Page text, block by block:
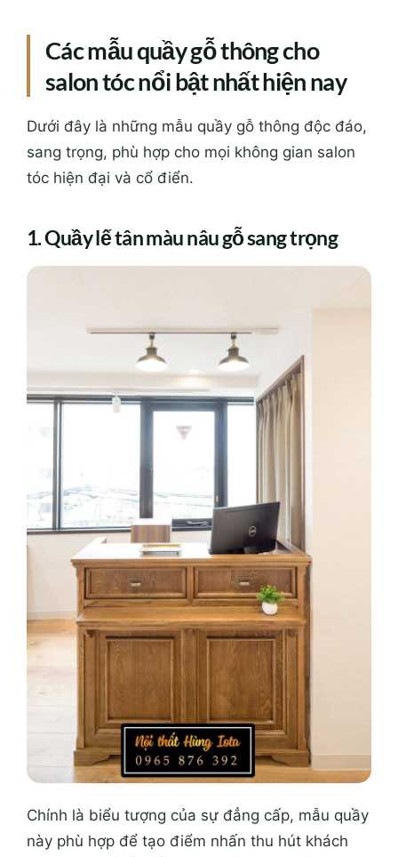
Các mẫu quầy gỗ thông cho
salon tóc nổi bật nhất hiện nay
Dưới đây là những mẫu quầy gỗ thông độc đáo,
sang trọng, phù hợp cho mọi không gian salon
tóc hiện đại và cổ điển.
1. Quầy lế tân màu nâu gỗ sang trọng
Chính là biểu tượng của sự đẳng cấp, mẫu quầy
này phù hợp để tạo điểm nhấn thu hút khách